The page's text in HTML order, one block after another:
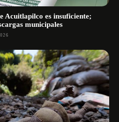
Acuitlapilco es insuficiente;
municipales